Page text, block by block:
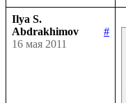
Ilya S.
Abdrakhimov
#
16 мая 2011